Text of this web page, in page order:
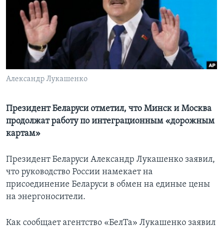
Learning English
СОЦИАЛЬНЫЕ СЕТИ
Александр Лукашенко
Президент Беларуси отметил, что Минск и Москва
продолжат работу по интеграционным «дорожным
картам»
Президент Беларуси Александр Лукашенко заявил,
что руководство России намекает на
присоединение Беларуси в обмен на единые цены
на энергоносители.
Как сообщает агентство «БелТа» Лукашенко заявил